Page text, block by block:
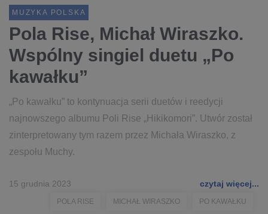
MUZYKA POLSKA
Pola Rise, Michał Wiraszko.
Wspólny singiel duetu „Po
kawałku”
„Po kawałku” to kontynuacja serii duetów i reedycji
najnowszego albumu Poli Rise „Hikikomori”. Utwór został
zinterpretowany tym razem przez Michała Wiraszko, z
zespołu Muchy.
15 grudnia 2023 czytaj więcej...
POLA RISE MICHAŁ WIRASZKO PO KAWAŁKU